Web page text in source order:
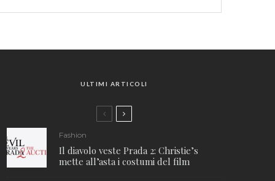
ULTIMI ARTICOLI
Fashion
Il diavolo veste Prada 2: Christie’s
mette all’asta i costumi del film